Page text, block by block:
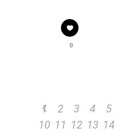
0
1 2 3 4 5
10 11 12 13 14